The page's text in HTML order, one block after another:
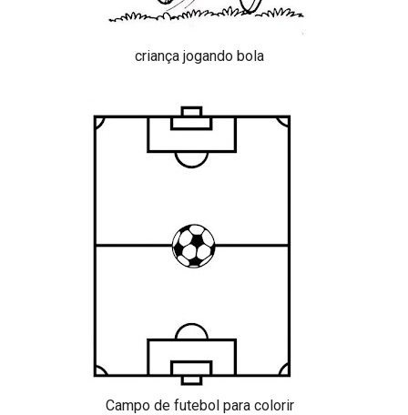
criança jogando bola
Campo de futebol para colorir